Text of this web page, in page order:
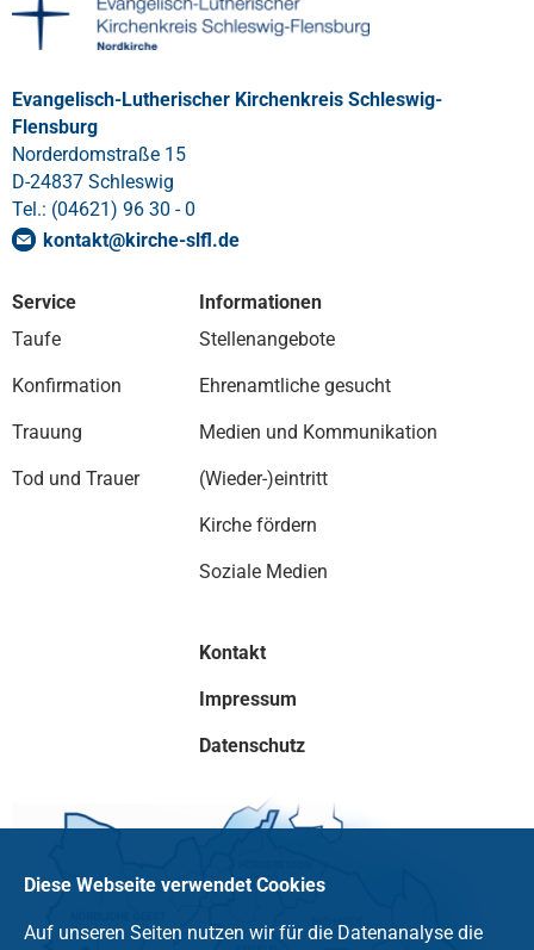
Evangelisch-Lutherischer Kirchenkreis Schleswig-
Flensburg
Norderdomstraße 15
D-24837 Schleswig
Tel.: (04621) 96 30 - 0
kontakt@kirche-slfl.de
Service
Taufe
Konfirmation
Trauung
Tod und Trauer
Informationen
Stellenangebote
Ehrenamtliche gesucht
Medien und Kommunikation
(Wieder-)eintritt
Kirche fördern
Soziale Medien
Kontakt
Impressum
Datenschutz
Diese Webseite verwendet Cookies
Auf unseren Seiten nutzen wir für die Datenanalyse die